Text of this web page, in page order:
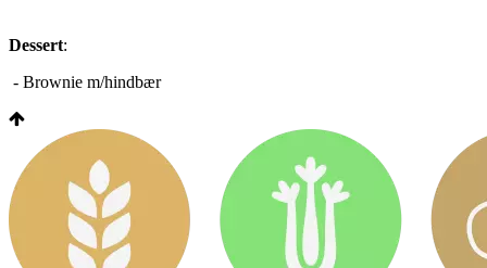
Dessert:
- Brownie m/hindbær